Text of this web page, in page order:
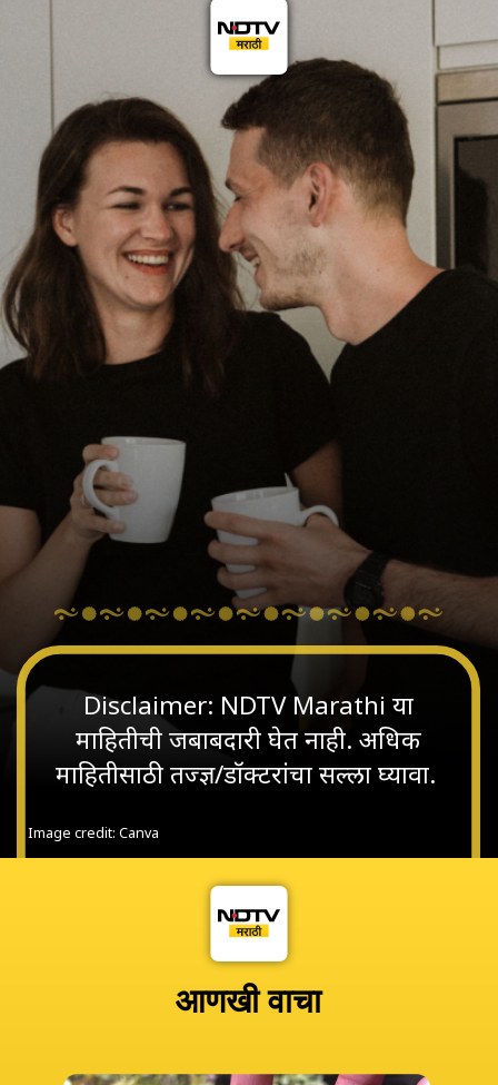
Disclaimer: NDTV Marathi या
माहितीची जबाबदारी घेत नाही. अधिक
माहितीसाठी तज्ज्ञ/डॉक्टरांचा सल्ला घ्यावा.
Image credit: Canva
आणखी वाचा